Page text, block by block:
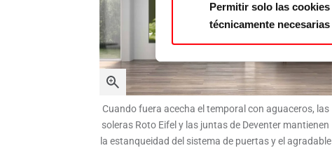
Permitir solo las cookies
técnicamente necesarias
Cuando fuera acecha el temporal con aguaceros, las
soleras Roto Eifel y las juntas de Deventer mantienen
la estanqueidad del sistema de puertas y el agradable